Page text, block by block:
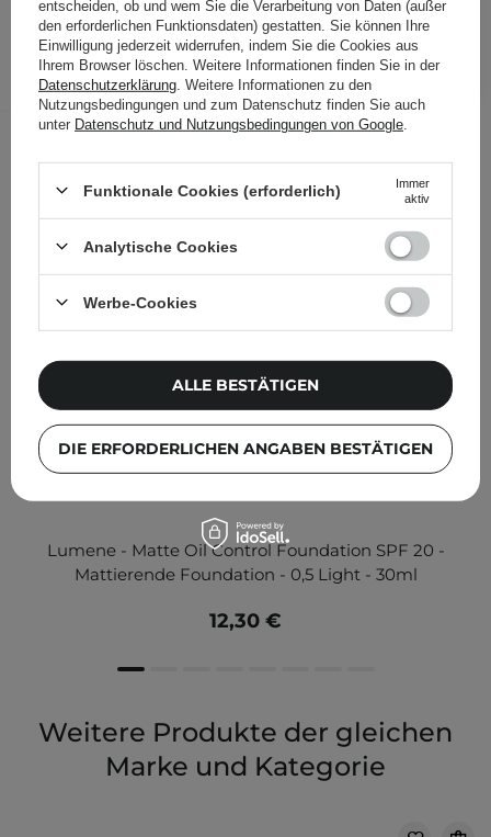
IN DEN WARENKORB
Folgende Produkte wurden von
anderen Kunden geprüft
Lumene - Matte Oil Control Foundation SPF 20 -
Mattierende Foundation - 0,5 Light - 30ml
12,30 €
Weitere Produkte der gleichen
Marke und Kategorie
entscheiden, ob und wem Sie die Verarbeitung von Daten (außer
den erforderlichen Funktionsdaten) gestatten. Sie können Ihre
Einwilligung jederzeit widerrufen, indem Sie die Cookies aus
Ihrem Browser löschen. Weitere Informationen finden Sie in der
Datenschutzerklärung . Weitere Informationen zu den
Nutzungsbedingungen und zum Datenschutz finden Sie auch
unter Datenschutz und Nutzungsbedingungen von Google
Funktionale Cookies (erforderlich)
Immer
aktiv
Analytische Cookies
Werbe-Cookies
DIE ERFORDERLICHEN ANGABEN BESTÄTIGEN
ALLE BESTÄTIGEN